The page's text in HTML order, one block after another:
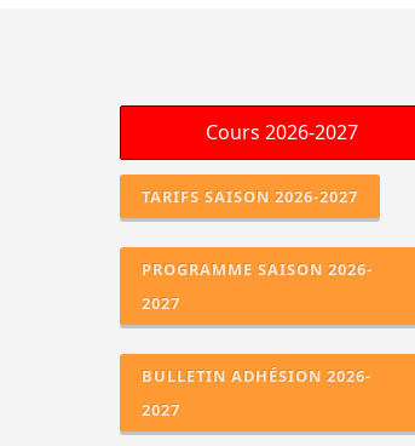
TARIFS SAISON 2026-2027
PROGRAMME SAISON 2026-
2027
BULLETIN ADHÉSION 2026-
2027